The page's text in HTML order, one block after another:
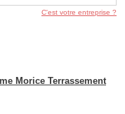
C'est votre entreprise ?
Morice Terrassement